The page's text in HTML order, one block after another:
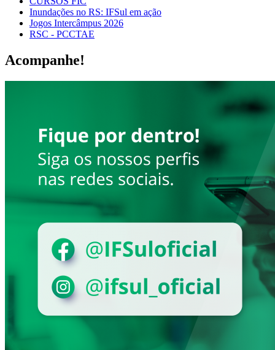
Inundações no RS: IFSul em ação
Jogos Intercâmpus 2026
RSC - PCCTAE
Acompanhe!